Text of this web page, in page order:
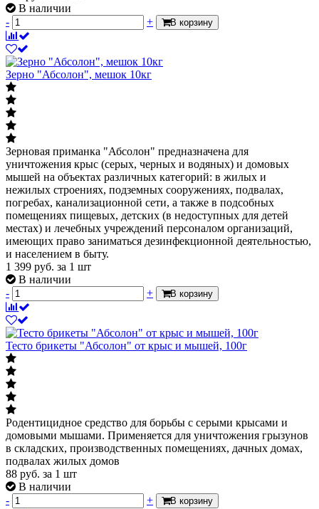
В наличии
-
+ В корзину
Зерно "Абсолон", мешок 10кг
Зерновая приманка "Абсолон" предназначена для
уничтожения крыс (серых, черных и водяных) и домовых
мышей на объектах различных категорий: в жилых и
нежилых строениях, подземных сооружениях, подвалах,
погребах, канализационной сети, а также в подсобных
помещениях пищевых, детских (в недоступных для детей
местах) и лечебных учреждений персоналом организаций,
имеющих право заниматься дезинфекционной деятельностью,
и населением в быту.
1 399 руб. за 1 шт
В наличии
-
+ В корзину
Тесто брикеты "Абсолон" от крыс и мышей, 100г
Родентицидное средство для борьбы с серыми крысами и
домовыми мышами. Применяется для уничтожения грызунов
в складских, производственных помещениях, дачных домах,
подвалах жилых домов
88 руб. за 1 шт
В наличии
-
+ В корзину